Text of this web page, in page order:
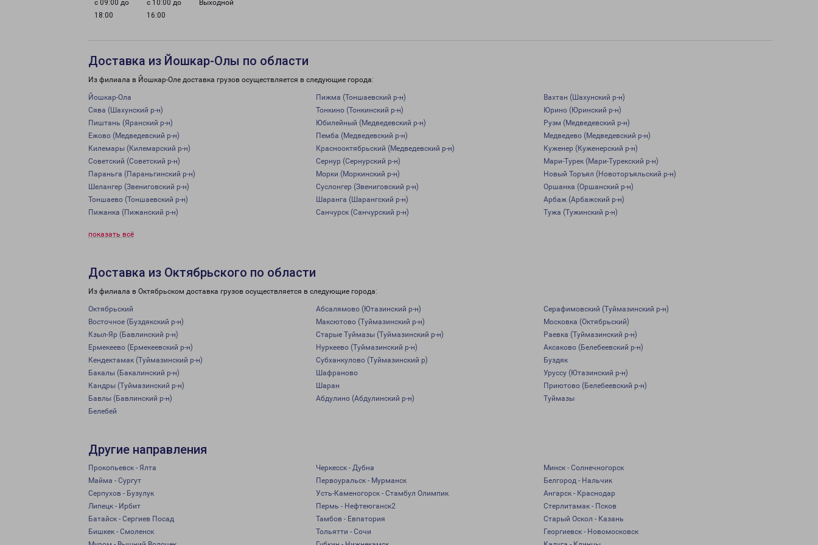
с 09:00 до
18:00
с 10:00 до
16:00
Выходной
Доставка из Йошкар-Олы по области
Из филиала в Йошкар-Оле доставка грузов осуществляется в следующие города:
Йошкар-Ола Пижма (Тоншаевский р-н)
Вахтан (Шахунский р-н)
Сява (Шахунский р-н)
Тонкино (Тонкинский р-н)
Юрино (Юринский р-н)
Пиштань (Яранский р-н)
Юбилейный (Медведевский р-н)
Руэм (Медведевский р-н)
Ежово (Медведевский р-н)
Пемба (Медведевский р-н)
Медведево (Медведевский р-н)
Килемары (Килемарский р-н)
Краснооктябрьский (Медведевский р-н)
Куженер (Куженерский р-н)
Советский (Советский р-н)
Сернур (Сернурский р-н)
Мари-Турек (Мари-Турекский р-н)
Параньга (Параньгинский р-н)
Морки (Моркинский р-н)
Новый Торъял (Новоторъяльский р-н)
Шелангер (Звениговский р-н)
Суслонгер (Звениговский р-н)
Оршанка (Оршанский р-н)
Тоншаево (Тоншаевский р-н)
Шаранга (Шарангский р-н)
Арбаж (Арбажский р-н)
Пижанка (Пижанский р-н)
Санчурск (Санчурский р-н) Тужа (Тужинский р-н)
показать всё
Доставка из Октябрьского по области
Из филиала в Октябрьском доставка грузов осуществляется в следующие города:
Октябрьский Абсалямово (Ютазинский р-н)
Серафимовский (Туймазинский р-н)
Восточное (Буздякский р-н)
Максютово (Туймазинский р-н)
Московка (Октябрьский)
Кзыл-Яр (Бавлинский р-н)
Старые Туймазы (Туймазинский р-н)
Раевка (Туймазинский р-н)
Ермекеево (Ермекеевский р-н)
Нуркеево (Туймазинский р-н)
Аксаково (Белебеевский р-н)
Кендектамак (Туймазинский р-н)
Субханкулово (Туймазинский р)
Буздяк
Бакалы (Бакалинский р-н)
Шафраново
Уруссу (Ютазинский р-н)
Кандры (Туймазинский р-н)
Шаран
Приютово (Белебеевский р-н)
Бавлы (Бавлинский р-н)
Абдулино (Абдулинский р-н)
Туймазы
Белебей
Другие направления
Прокопьевск - Ялта Черкесск - Дубна
Минск - Солнечногорск
Майма - Сургут
Первоуральск - Мурманск
Белгород - Нальчик
Серпухов - Бузулук
Усть-Каменогорск - Стамбул Олимпик
Ангарск - Краснодар
Липецк - Ирбит
Пермь - Нефтеюганск2
Стерлитамак - Псков
Батайск - Сергиев Посад
Тамбов - Евпатория
Старый Оскол - Казань
Бишкек - Смоленск
Тольятти - Сочи
Георгиевск - Новомосковск